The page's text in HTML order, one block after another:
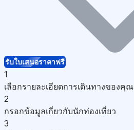
รับใบเสนอราคาฟรี
1
เลือกรายละเอียดการเดินทางของคุณ
2
กรอกข้อมูลเกี่ยวกับนักท่องเที่ยว
3